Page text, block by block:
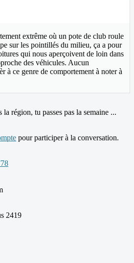
extrême où un pote de club roule
sur les pointillés du milieu, ça a pour
qui nous aperçoivent de loin dans
des véhicules. Aucun
à ce genre de comportement à noter à
région, tu passes pas la semaine ...
pour participer à la conversation.
2419